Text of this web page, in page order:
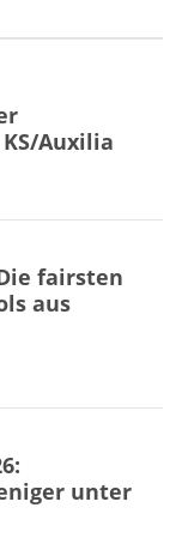
Auxilia
fairsten
aus
unter